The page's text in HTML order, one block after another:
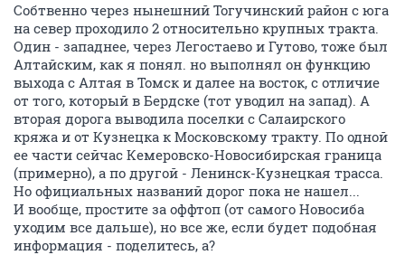
Собтвенно через нынешний Тогучинский район с юга
на север проходило 2 относительно крупных тракта.
Один - западнее, через Легостаево и Гутово, тоже был
Алтайским, как я понял. но выполнял он функцию
выхода с Алтая в Томск и далее на восток, с отличие
от того, который в Бердске (тот уводил на запад). А
вторая дорога выводила поселки с Салаирского
кряжа и от Кузнецка к Московскому тракту. По одной
ее части сейчас Кемеровско-Новосибирская граница
(примерно), а по другой - Ленинск-Кузнецкая трасса.
Но официальных названий дорог пока не нашел...
И вообще, простите за оффтоп (от самого Новосиба
уходим все дальше), но все же, если будет подобная
информация - поделитесь, а?